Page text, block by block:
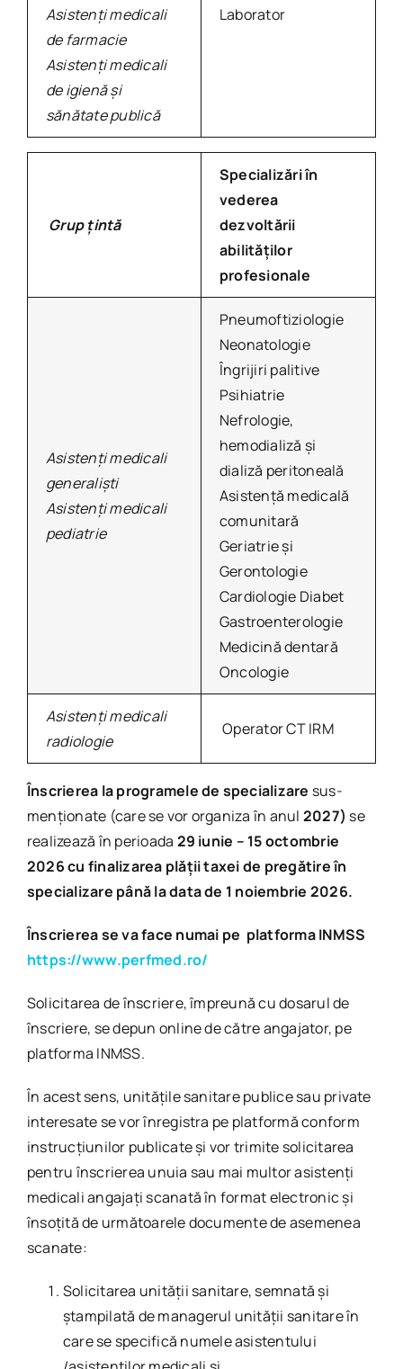
Asistenți medicali
de farmacie
Asistenți medicali
de igienă și
sănătate publică
Laborator
Grup țintă
Specializări în
vederea
dezvoltării
abilităților
profesionale
Asistenți medicali
generalişti
Asistenți medicali
pediatrie
Pneumoftiziologie
Neonatologie
Îngrijiri palitive
Psihiatrie
Nefrologie,
hemodializă și
dializă peritoneală
Asistență medicală
comunitară
Geriatrie și
Gerontologie
Cardiologie Diabet
Gastroenterologie
Medicină dentară
Oncologie
Asistenți medicali
radiologie
Operator CT IRM
Înscrierea la programele de specializare sus-
menționate (care se vor organiza în anul 2027) se
realizează în perioada 29 iunie – 15 octombrie
2026 cu finalizarea plății taxei de pregătire în
specializare până la data de 1 noiembrie 2026.
Înscrierea se va face numai pe platforma INMSS
https://www.perfmed.ro/
Solicitarea de înscriere, împreună cu dosarul de
înscriere, se depun online de către angajator, pe
platforma INMSS.
În acest sens, unitățile sanitare publice sau private
interesate se vor înregistra pe platformă conform
instrucțiunilor publicate și vor trimite solicitarea
pentru înscrierea unuia sau mai multor asistenți
medicali angajați scanată în format electronic și
însoțită de următoarele documente de asemenea
scanate:
Solicitarea unităţii sanitare, semnată şi
ştampilată de managerul unității sanitare în
care se specifică numele asistentului